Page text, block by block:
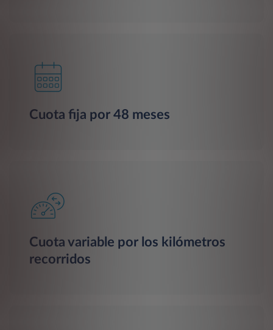
Cuota fija por 48 meses
Cuota variable por los kilómetros
recorridos